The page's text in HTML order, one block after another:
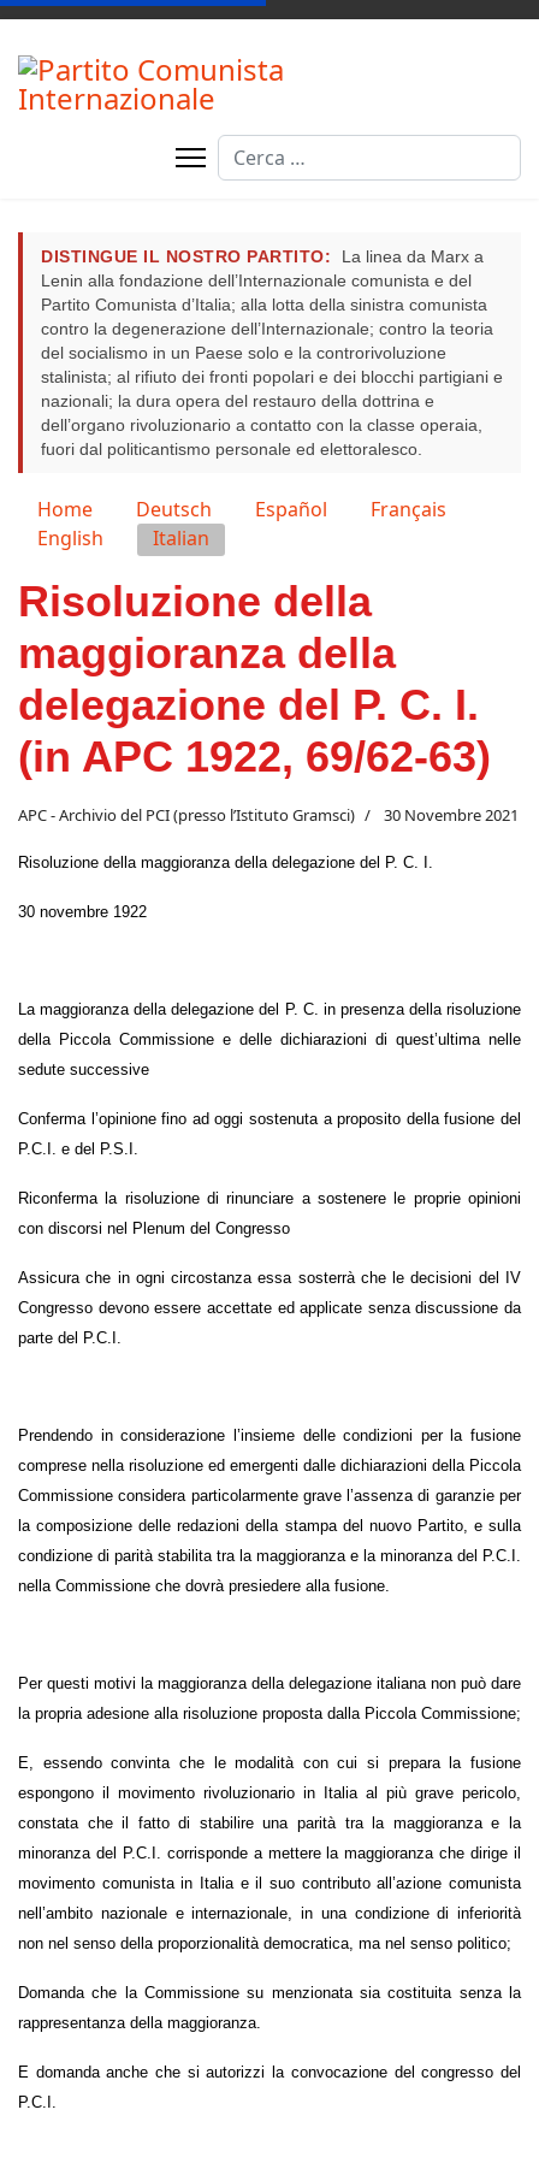
Cerca
DISTINGUE IL NOSTRO PARTITO:
La linea da Marx a
Lenin alla fondazione dell’Internazionale comunista e del
Partito Comunista d’Italia; alla lotta della sinistra comunista
contro la degenerazione dell’Internazionale; contro la teoria
del socialismo in un Paese solo e la controrivoluzione
stalinista; al rifiuto dei fronti popolari e dei blocchi partigiani e
nazionali; la dura opera del restauro della dottrina e
dell’organo rivoluzionario a contatto con la classe operaia,
fuori dal politicantismo personale ed elettoralesco.
Seleziona la tua lingua
Home Deutsch Español
Français
English
Italian
Risoluzione della
maggioranza della
delegazione del P. C. I.
(in APC 1922, 69/62-63)
APC - Archivio del PCI (presso l’Istituto Gramsci) 30 Novembre 2021
Risoluzione della maggioranza della delegazione del P. C. I.
30 novembre 1922
La maggioranza della delegazione del P. C. in presenza della risoluzione
della Piccola Commissione e delle dichiarazioni di quest’ultima nelle
sedute successive
Conferma l’opinione fino ad oggi sostenuta a proposito della fusione del
P.C.I. e del P.S.I.
Riconferma la risoluzione di rinunciare a sostenere le proprie opinioni
con discorsi nel Plenum del Congresso
Assicura che in ogni circostanza essa sosterrà che le decisioni del IV
Congresso devono essere accettate ed applicate senza discussione da
parte del P.C.I.
Prendendo in considerazione l’insieme delle condizioni per la fusione
comprese nella risoluzione ed emergenti dalle dichiarazioni della Piccola
Commissione considera particolarmente grave l’assenza di garanzie per
la composizione delle redazioni della stampa del nuovo Partito, e sulla
condizione di parità stabilita tra la maggioranza e la minoranza del P.C.I.
nella Commissione che dovrà presiedere alla fusione.
Per questi motivi la maggioranza della delegazione italiana non può dare
la propria adesione alla risoluzione proposta dalla Piccola Commissione;
E, essendo convinta che le modalità con cui si prepara la fusione
espongono il movimento rivoluzionario in Italia al più grave pericolo,
constata che il fatto di stabilire una parità tra la maggioranza e la
minoranza del P.C.I. corrisponde a mettere la maggioranza che dirige il
movimento comunista in Italia e il suo contributo all’azione comunista
nell’ambito nazionale e internazionale, in una condizione di inferiorità
non nel senso della proporzionalità democratica, ma nel senso politico;
Domanda che la Commissione su menzionata sia costituita senza la
rappresentanza della maggioranza.
E domanda anche che si autorizzi la convocazione del congresso del
P.C.I.